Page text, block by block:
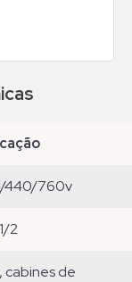
440/760v
2